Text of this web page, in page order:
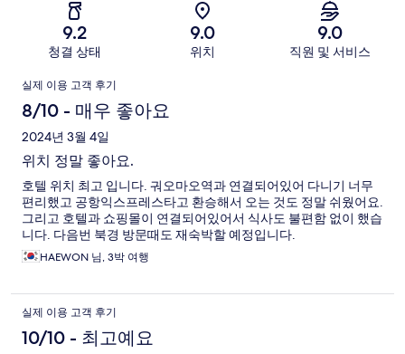
9.2
청결 상태
9.0
위치
9.0
직원 및 서비스
이
용
후
기
실제 이용 고객 후기
8/10 - 매우 좋아요
2024년 3월 4일
위치 정말 좋아요.
호텔 위치 최고 입니다. 궈오마오역과 연결되어있어 다니기 너무
편리했고 공항익스프레스타고 환승해서 오는 것도 정말 쉬웠어요.
그리고 호텔과 쇼핑몰이 연결되어있어서 식사도 불편함 없이 했습
니다. 다음번 북경 방문때도 재숙박할 예정입니다.
HAEWON 님, 3박 여행
실제 이용 고객 후기
10/10 - 최고예요